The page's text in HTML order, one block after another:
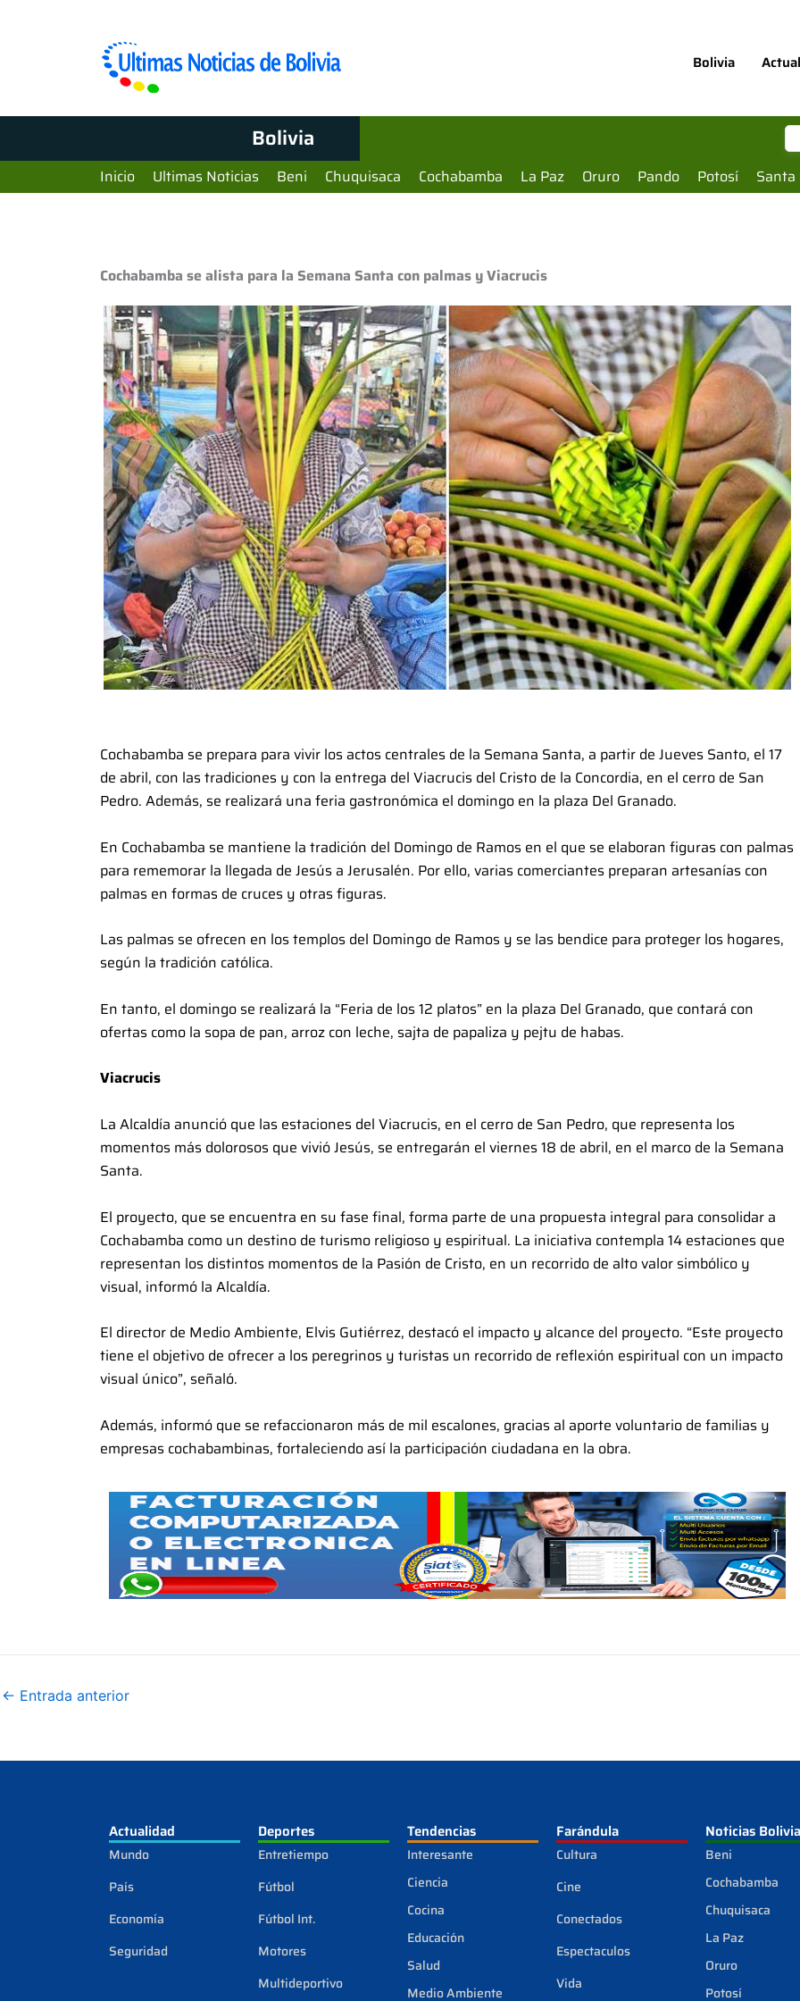
Bolivia
Bolivia
Inicio Ultimas Noticias Beni Chuquisaca Cochabamba La Paz Oruro Pando Potosí Santa
Cochabamba se alista para la Semana Santa con palmas y Viacrucis
Cochabamba se prepara para vivir los actos centrales de la Semana Santa, a partir de Jueves Santo, el 17
de abril, con las tradiciones y con la entrega del Viacrucis del Cristo de la Concordia, en el cerro de San
Pedro. Además, se realizará una feria gastronómica el domingo en la plaza Del Granado.
En Cochabamba se mantiene la tradición del Domingo de Ramos en el que se elaboran figuras con palmas
para rememorar la llegada de Jesús a Jerusalén. Por ello, varias comerciantes preparan artesanías con
palmas en formas de cruces y otras figuras.
Las palmas se ofrecen en los templos del Domingo de Ramos y se las bendice para proteger los hogares,
según la tradición católica.
En tanto, el domingo se realizará la “Feria de los 12 platos” en la plaza Del Granado, que contará con
ofertas como la sopa de pan, arroz con leche, sajta de papaliza y pejtu de habas.
Viacrucis
La Alcaldía anunció que las estaciones del Viacrucis, en el cerro de San Pedro, que representa los
momentos más dolorosos que vivió Jesús, se entregarán el viernes 18 de abril, en el marco de la Semana
Santa.
El proyecto, que se encuentra en su fase final, forma parte de una propuesta integral para consolidar a
Cochabamba como un destino de turismo religioso y espiritual. La iniciativa contempla 14 estaciones que
representan los distintos momentos de la Pasión de Cristo, en un recorrido de alto valor simbólico y
visual, informó la Alcaldía.
El director de Medio Ambiente, Elvis Gutiérrez, destacó el impacto y alcance del proyecto. “Este proyecto
tiene el objetivo de ofrecer a los peregrinos y turistas un recorrido de reflexión espiritual con un impacto
visual único”, señaló.
Además, informó que se refaccionaron más de mil escalones, gracias al aporte voluntario de familias y
empresas cochabambinas, fortaleciendo así la participación ciudadana en la obra.
← Entrada anterior
Actualidad
Mundo
País
Economía
Seguridad
Deportes
Entretiempo
Fútbol
Fútbol Int.
Motores
Multideportivo
Tendencias
Interesante
Ciencia
Cocina
Educación
Salud
Medio Ambiente
Farándula
Cultura
Cine
Conectados
Espectaculos
Vida
Noticias Bolivia
Beni
Cochabamba
Chuquisaca
La Paz
Oruro
Potosí